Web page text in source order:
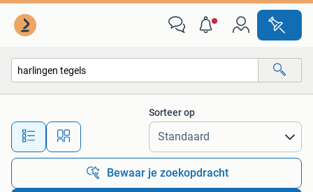
Alle afstanden…
Sorteer op
Bewaar je zoekopdracht